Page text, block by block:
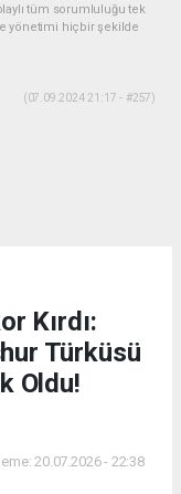
tüm sorumluluğu tek
yönetimi hiçbir şekilde
(07.09.2024 21:17 - #257)
Kırdı:
Türküsü
Oldu!
20.07.2026 - 22:38